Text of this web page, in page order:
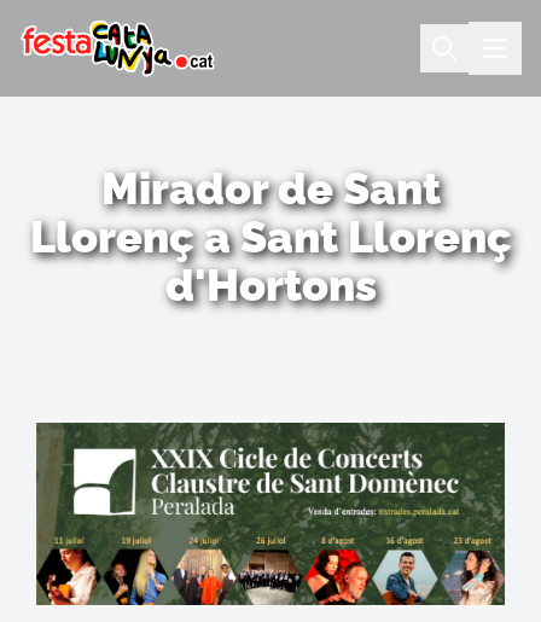
Mirador de Sant
Llorenç a Sant Llorenç
d'Hortons